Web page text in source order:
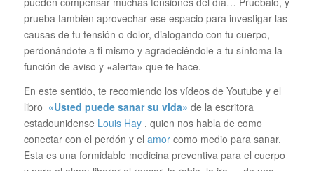
prueba también aprovechar ese espacio para investigar las
causas de tu tensión o dolor, dialogando con tu cuerpo,
perdonándote a ti mismo y agradeciéndole a tu síntoma la
función de aviso y «alerta» que te hace.
En este sentido, te recomiendo los vídeos de Youtube y el
libro «Usted puede sanar su vida» de la escritora
estadounidense Louis Hay, quien nos habla de como
conectar con el perdón y el amorcomo medio para sanar.
Esta es una formidable medicina preventiva para el cuerpo